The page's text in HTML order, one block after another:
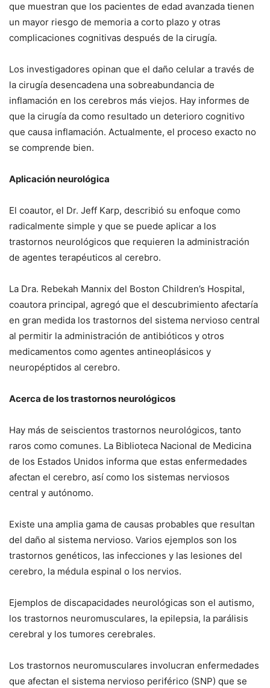
que muestran que los pacientes de edad avanzada tienen
un mayor riesgo de memoria a corto plazo y otras
complicaciones cognitivas después de la cirugía.
Los investigadores opinan que el daño celular a través de
la cirugía desencadena una sobreabundancia de
inflamación en los cerebros más viejos. Hay informes de
que la cirugía da como resultado un deterioro cognitivo
que causa inflamación. Actualmente, el proceso exacto no
se comprende bien.
Aplicación neurológica
El coautor, el Dr. Jeff Karp, describió su enfoque como
radicalmente simple y que se puede aplicar a los
trastornos neurológicos que requieren la administración
de agentes terapéuticos al cerebro.
La Dra. Rebekah Mannix del Boston Children’s Hospital,
coautora principal, agregó que el descubrimiento afectaría
en gran medida los trastornos del sistema nervioso central
al permitir la administración de antibióticos y otros
medicamentos como agentes antineoplásicos y
neuropéptidos al cerebro.
Acerca de los trastornos neurológicos
Hay más de seiscientos trastornos neurológicos, tanto
raros como comunes. La Biblioteca Nacional de Medicina
de los Estados Unidos informa que estas enfermedades
afectan el cerebro, así como los sistemas nerviosos
central y autónomo.
Existe una amplia gama de causas probables que resultan
del daño al sistema nervioso. Varios ejemplos son los
trastornos genéticos, las infecciones y las lesiones del
cerebro, la médula espinal o los nervios.
Ejemplos de discapacidades neurológicas son el autismo,
los trastornos neuromusculares, la epilepsia, la parálisis
cerebral y los tumores cerebrales.
Los trastornos neuromusculares involucran enfermedades
que afectan el sistema nervioso periférico (SNP) que se